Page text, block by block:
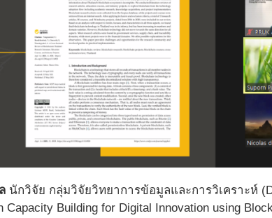
นักวิจัย กลุ่มวิจัยวิทยาการข้อมูลและการวิเคราะห์
Building for Digital Innovation using